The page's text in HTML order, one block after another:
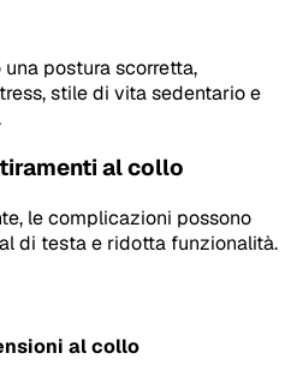
postura scorretta,
stile di vita sedentario e
al collo
le complicazioni possono
di testa e ridotta funzionalità.
al collo